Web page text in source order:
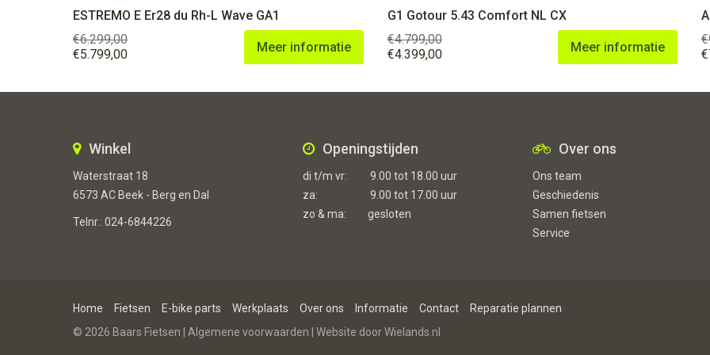
ESTREMO E Er28 du Rh-L Wave GA1
€6.299,00
Oorspronkelijke
€5.799,00Huidige
Meer informatie
G1 Gotour 5.43 Comfort NL CX
€4.799,00
Oorspronkelijke
€4.399,00Huidige
Meer informatie
€
€
Winkel
Waterstraat 18
6573 AC Beek - Berg en Dal
Telnr.: 024-6844226
Openingstijden
di t/m vr:
9.00 tot 18.00 uur
za:
9.00 tot 17.00 uur
zo & ma:
gesloten
Over ons
Ons team
Geschiedenis
Samen fietsen
Service
Home Fietsen E-bike parts Werkplaats Over ons Informatie Contact
Reparatie plannen
© 2026 Baars Fietsen | Algemene voorwaarden | Website doorWielands.nl